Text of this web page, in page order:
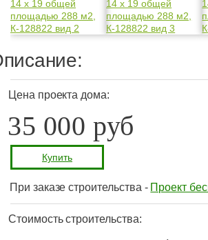
Цена проекта дома:
35 000 руб
Купить
При заказе строительства - Проект
Стоимость строительства: